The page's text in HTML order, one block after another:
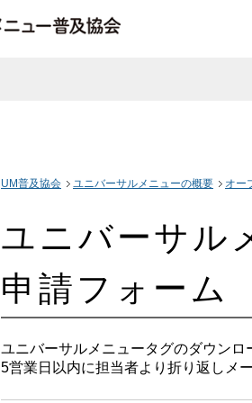
UM普及協会 ユニバーサルメニューの概要 オー
ユニバーサル
申請フォーム
ユニバーサルメニュータグのダウンロ
5営業日以内に担当者より折り返しメ